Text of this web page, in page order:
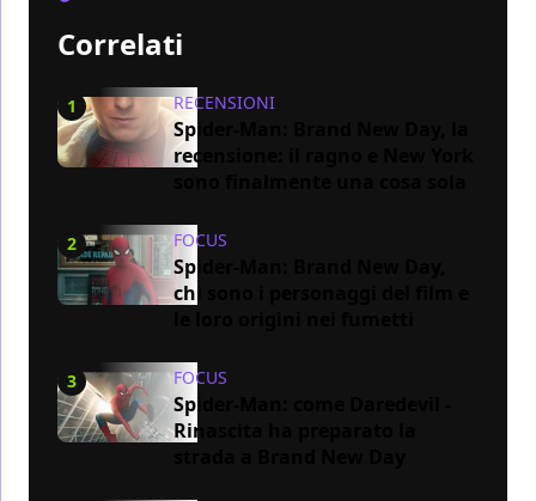
Correlati
1 RECENSIONI
Spider-Man: Brand New Day, la
recensione: il ragno e New York
2 FOCUS
Spider-Man: Brand New Day,
chi sono i personaggi del film e
3 FOCUS
Spider-Man: come Daredevil -
Rinascita ha preparato la